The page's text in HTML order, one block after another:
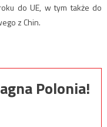
do UE, w tym także do
z Chin.
Polonia!